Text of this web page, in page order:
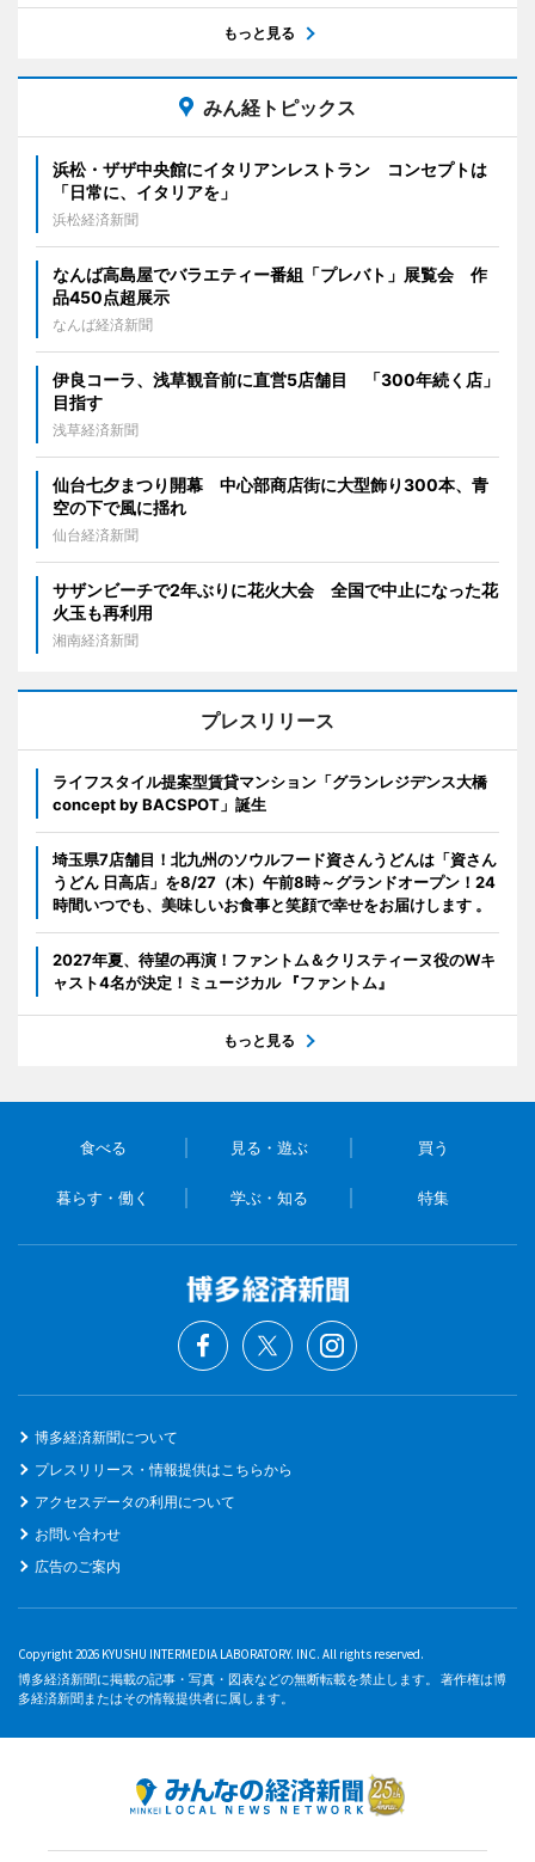
もっと見る
みん経トピックス
浜松・ザザ中央館にイタリアンレストラン コンセプトは
「日常に、イタリアを」
浜松経済新聞
なんば高島屋でバラエティー番組「プレバト」展覧会 作
品450点超展示
なんば経済新聞
伊良コーラ、浅草観音前に直営5店舗目 「300年続く店」
目指す
浅草経済新聞
仙台七夕まつり開幕 中心部商店街に大型飾り300本、青
空の下で風に揺れ
仙台経済新聞
サザンビーチで2年ぶりに花火大会 全国で中止になった花
火玉も再利用
湘南経済新聞
プレスリリース
ライフスタイル提案型賃貸マンション「グランレジデンス大橋
concept by BACSPOT」誕生
埼玉県7店舗目！北九州のソウルフード資さんうどんは「資さん
うどん 日高店」を8/27（木）午前8時～グランドオープン！24
時間いつでも、美味しいお食事と笑顔で幸せをお届けします 。
2027年夏、待望の再演！ファントム＆クリスティーヌ役のWキ
ャスト4名が決定！ミュージカル 『ファントム』
もっと見る
食べる 見る・遊ぶ 買う
暮らす・働く 学ぶ・知る 特集
博多経済新聞について
プレスリリース・情報提供はこちらから
アクセスデータの利用について
お問い合わせ
広告のご案内
Copyright 2026 KYUSHU INTERMEDIA LABORATORY. INC. All rights reserved.
博多経済新聞に掲載の記事・写真・図表などの無断転載を禁止します。 著作権は博
多経済新聞またはその情報提供者に属します。